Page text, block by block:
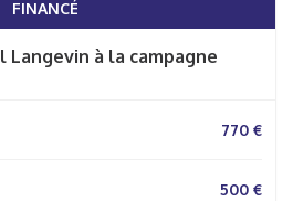
FINANCÉ
Langevin à la campagne
770 €
500 €